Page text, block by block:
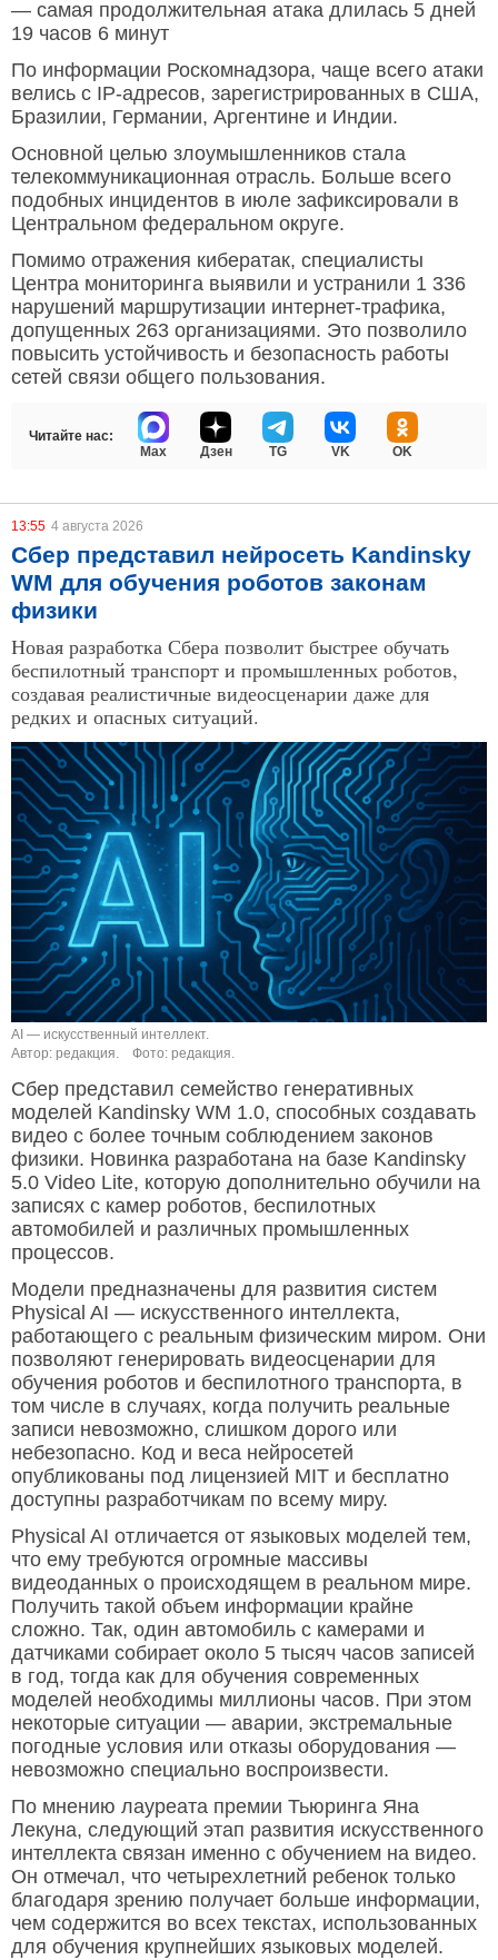
— самая продолжительная атака длилась 5 дней
19 часов 6 минут
По информации Роскомнадзора, чаще всего атаки
велись с IP-адресов, зарегистрированных в США,
Бразилии, Германии, Аргентине и Индии.
Основной целью злоумышленников стала
телекоммуникационная отрасль. Больше всего
подобных инцидентов в июле зафиксировали в
Центральном федеральном округе.
Помимо отражения кибератак, специалисты
Центра мониторинга выявили и устранили 1 336
нарушений маршрутизации интернет-трафика,
допущенных 263 организациями. Это позволило
повысить устойчивость и безопасность работы
сетей связи общего пользования.
Читайте нас:
Max
Дзен TG VK OK
13:55 4 августа 2026
Сбер представил нейросеть Kandinsky
WM для обучения роботов законам
физики
Новая разработка Сбера позволит быстрее обучать
беспилотный транспорт и промышленных роботов,
создавая реалистичные видеосценарии даже для
редких и опасных ситуаций.
AI — искусственный интеллект.
Автор: редакция.
Фото: редакция.
Сбер представил семейство генеративных
моделей Kandinsky WM 1.0, способных создавать
видео с более точным соблюдением законов
физики. Новинка разработана на базе Kandinsky
5.0 Video Lite, которую дополнительно обучили на
записях с камер роботов, беспилотных
автомобилей и различных промышленных
процессов.
Модели предназначены для развития систем
Physical AI — искусственного интеллекта,
работающего с реальным физическим миром. Они
позволяют генерировать видеосценарии для
обучения роботов и беспилотного транспорта, в
том числе в случаях, когда получить реальные
записи невозможно, слишком дорого или
небезопасно. Код и веса нейросетей
опубликованы под лицензией MIT и бесплатно
доступны разработчикам по всему миру.
Physical AI отличается от языковых моделей тем,
что ему требуются огромные массивы
видеоданных о происходящем в реальном мире.
Получить такой объем информации крайне
сложно. Так, один автомобиль с камерами и
датчиками собирает около 5 тысяч часов записей
в год, тогда как для обучения современных
моделей необходимы миллионы часов. При этом
некоторые ситуации — аварии, экстремальные
погодные условия или отказы оборудования —
невозможно специально воспроизвести.
По мнению лауреата премии Тьюринга Яна
Лекуна, следующий этап развития искусственного
интеллекта связан именно с обучением на видео.
Он отмечал, что четырехлетний ребенок только
благодаря зрению получает больше информации,
чем содержится во всех текстах, использованных
для обучения крупнейших языковых моделей.